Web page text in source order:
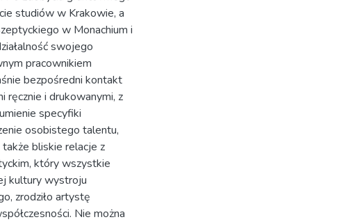
studiów w Krakowie, a
w Monachium i
swojego
pracownikiem
bezpośredni kontakt
ręcznie i drukowanymi, z
specyfiki
osobistego talentu,
bliskie relacje z
który wszystkie
kultury wystroju
zrodziło artystę
Nie można